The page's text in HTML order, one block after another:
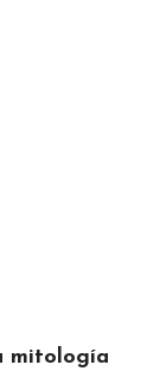
mitología